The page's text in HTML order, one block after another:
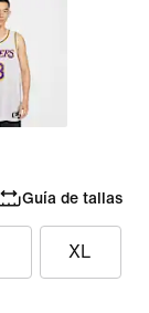
Guía de tallas
XL